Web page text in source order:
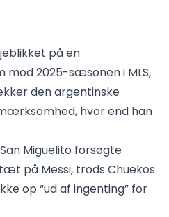
på en
2025-sæsonen i MLS,
den argentinske
hvor end han
Miguelito forsøgte
på Messi, trods Chuekos
op “ud af ingenting” for